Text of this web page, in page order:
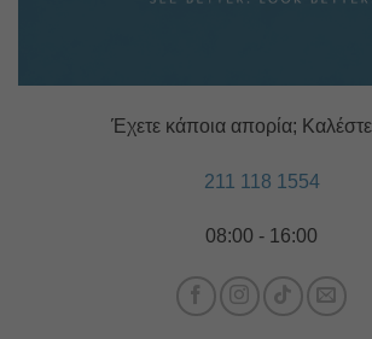
Έχετε κάποια απορία;
211 118 1554
08:00 - 16:00